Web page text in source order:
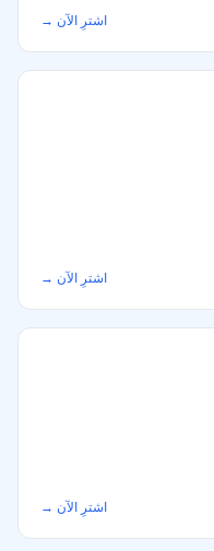
اشترِ الآن →
اشترِ الآن →
اشترِ الآن →